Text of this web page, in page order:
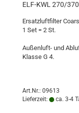
ELF-KWL 270/
Ersatzluftfilter
1 Set = 2 St.
Außenluft- und
Klasse G 4.
Art.Nr.: 09613
Lieferzeit:
ca. 3-4